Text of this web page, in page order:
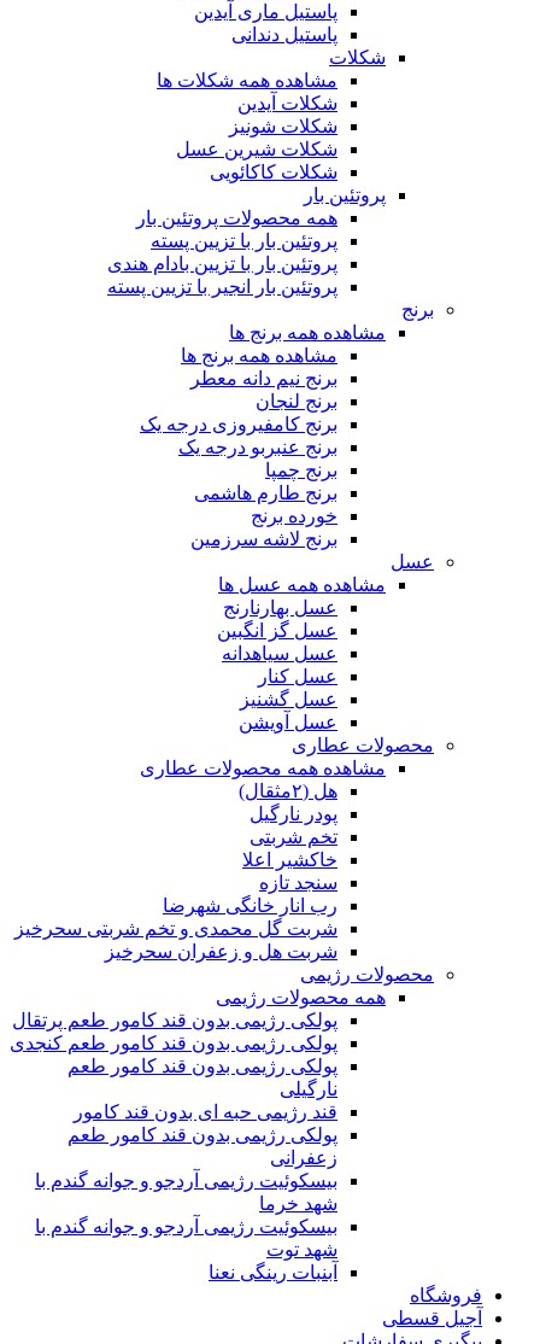
پاستیل ماری آیدین
پاستیل دندانی
شکلات
مشاهده همه شکلات ها
شکلات آیدین
شکلات شونیز
شکلات شیرین عسل
شکلات کاکائویی
پروتئین بار
همه محصولات پروتئین بار
پروتئین بار با تزیین پسته
پروتئین بار با تزیین بادام هندی
پروتئین بار انجیر با تزیین پسته
برنج
مشاهده همه برنج ها
مشاهده همه برنج ها
برنج نیم دانه معطر
برنج لنجان
برنج کامفیروزی درجه یک
برنج عنبربو درجه یک
برنج چمپا
برنج طارم هاشمی
خورده برنج
برنج لاشه سرزمین
عسل
مشاهده همه عسل ها
عسل بهارنارنج
عسل گز انگبین
عسل سیاهدانه
عسل کنار
عسل گشنیز
عسل آویشن
محصولات عطاری
مشاهده همه محصولات عطاری
هل (۲مثقال)
پودر نارگیل
تخم شربتی
خاکشیر اعلا
سنجد تازه
رب انار خانگی شهرضا
شربت گل محمدی و تخم شربتی سحرخیز
شربت هل و زعفران سحرخیز
محصولات رژیمی
همه محصولات رژیمی
پولکی رژیمی بدون قند کامور طعم پرتقال
پولکی رژیمی بدون قند کامور طعم کنجدی
پولکی رژیمی بدون قند کامور طعم
نارگیلی
قند رژیمی حبه ای بدون قند کامور
پولکی رژیمی بدون قند کامور طعم
زعفرانی
بيسکوئيت رژیمی آردجو و جوانه گندم با
شهد خرما
بيسکوئيت رژیمی آردجو و جوانه گندم با
شهد توت
آبنبات رینگی نعنا
فروشگاه
آجیل قسطی